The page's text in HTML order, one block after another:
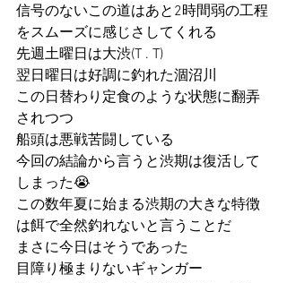
信号のないこの道はあと2時間弱の工程
をスムーズに感じさしてくれる
先週土曜日は大渋(T . T)
翌日曜日は好調に釣れた涸沼川
この日替わり定食のような状態に翻弄
されつつ
船頭は悪戦苦闘している
今回の結論から言うと渋期は復活して
しまった😭
この数年夏に始まる渋期の大きな特徴
は餌で全然釣れないと言うことだ
まさに今日はそうであった
目障り極まりないギャンガー